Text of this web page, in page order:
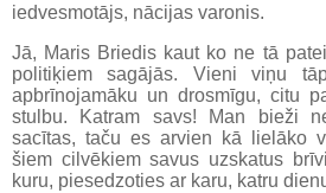
iedvesmotājs, nācijas varonis.
Jā, Maris Briedis kaut ko ne tā
politiķiem sagājās. Vieni viņu
apbrīnojamāku un drosmīgu, citu
stulbu. Katram savs! Man bieži
sacītas, taču es arvien kā lielāko
šiem cilvēkiem savus uzskatus
kuru, piesedzoties ar karu, katru